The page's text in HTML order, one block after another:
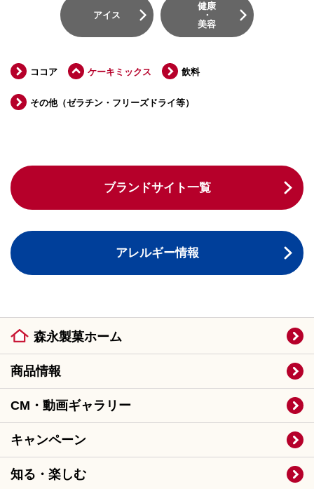
アイス
健康
・
美容
ココア ケーキミックス 飲料
その他（ゼラチン・フリーズドライ等）
ブランドサイト一覧
アレルギー情報
森永製菓ホーム
商品情報
CM・動画ギャラリー
キャンペーン
知る・楽しむ